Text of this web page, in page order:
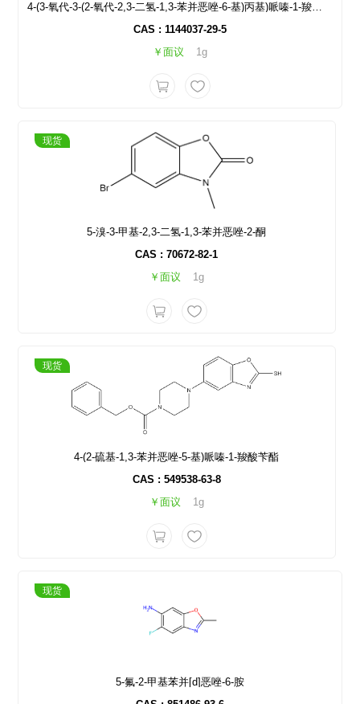
4-(3-氧代-3-(2-氧代-2,3-二氢-1,3-苯并恶唑-6-基)丙基)哌嗪-1-羧酸叔丁酯
CAS : 1144037-29-5
￥面议
1g
现货
5-溴-3-甲基-2,3-二氢-1,3-苯并恶唑-2-酮
CAS : 70672-82-1
￥面议
1g
现货
4-(2-硫基-1,3-苯并恶唑-5-基)哌嗪-1-羧酸苄酯
CAS : 549538-63-8
￥面议
1g
现货
5-氟-2-甲基苯并[d]恶唑-6-胺